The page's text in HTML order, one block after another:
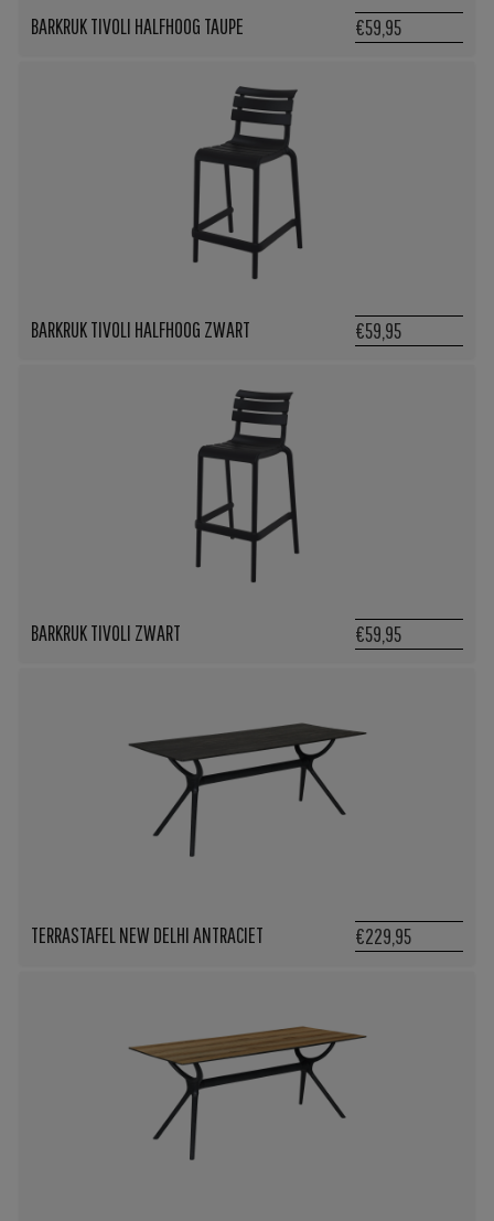
BARKRUK TIVOLI HALFHOOG TAUPE €59,95
BARKRUK TIVOLI HALFHOOG ZWART €59,95
BARKRUK TIVOLI ZWART €59,95
TERRASTAFEL NEW DELHI ANTRACIET €229,95